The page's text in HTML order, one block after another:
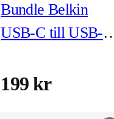
Bundle Belkin
USB-C till USB-C
199 kr